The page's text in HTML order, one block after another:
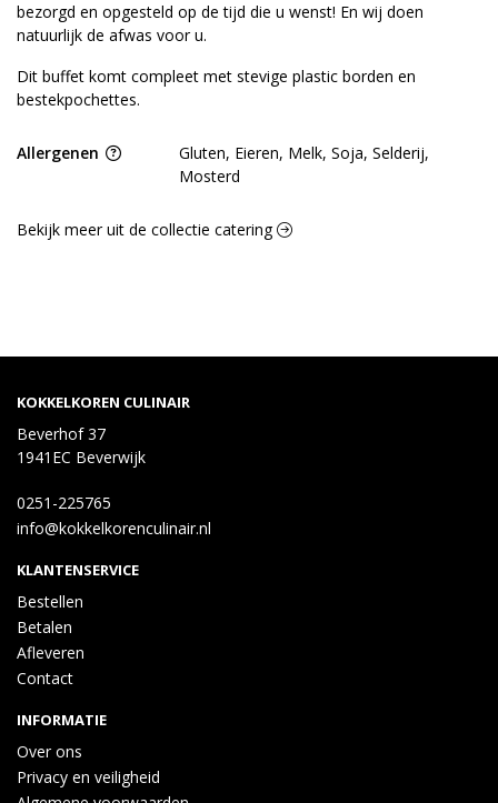
bezorgd en opgesteld op de tijd die u wenst! En wij doen
natuurlijk de afwas voor u.
Dit buffet komt compleet met stevige plastic borden en
bestekpochettes.
Allergenen
Gluten, Eieren, Melk, Soja, Selderij,
Mosterd
Bekijk meer uit de collectie catering
KOKKELKOREN CULINAIR
Beverhof 37
1941EC Beverwijk
0251-225765
info@kokkelkorenculinair.nl
KLANTENSERVICE
Bestellen
Betalen
Afleveren
Contact
INFORMATIE
Over ons
Privacy en veiligheid